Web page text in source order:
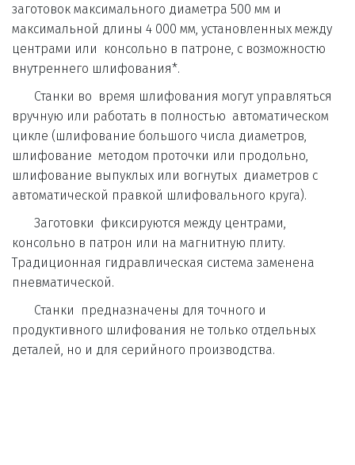
заготовок максимального диаметра 500 мм и
максимальной длины 4 000 мм, установленных между
центрами или  консольно в патроне, с возможностю
внутреннего шлифования*.
вручную или работать в полностью  автоматическом
цикле (шлифование большого числа диаметров,
шлифование  методом проточки или продольно,
шлифование выпуклых или вогнутых  диаметров с
автоматической правкой шлифовального круга).
консольно в патрон или на магнитную плиту.
Традиционная гидравлическая система заменена
пневматической.
продуктивного шлифования не только отдельных
деталей, но и для серийного производства.